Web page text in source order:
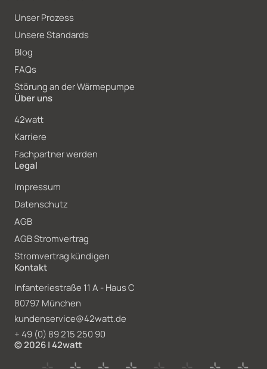
Unser Prozess
Unsere Standards
Blog
FAQs
Störung an der Wärmepumpe
Über uns
42watt
Karriere
Fachpartner werden
Legal
Impressum
Datenschutz
AGB
AGB Stromvertrag
Stromvertrag kündigen
Kontakt
Infanteriestraße 11 A - Haus C
80797 München
kundenservice@42watt.de
+ 49 (0) 89 215250 90
© 2026 | 42watt